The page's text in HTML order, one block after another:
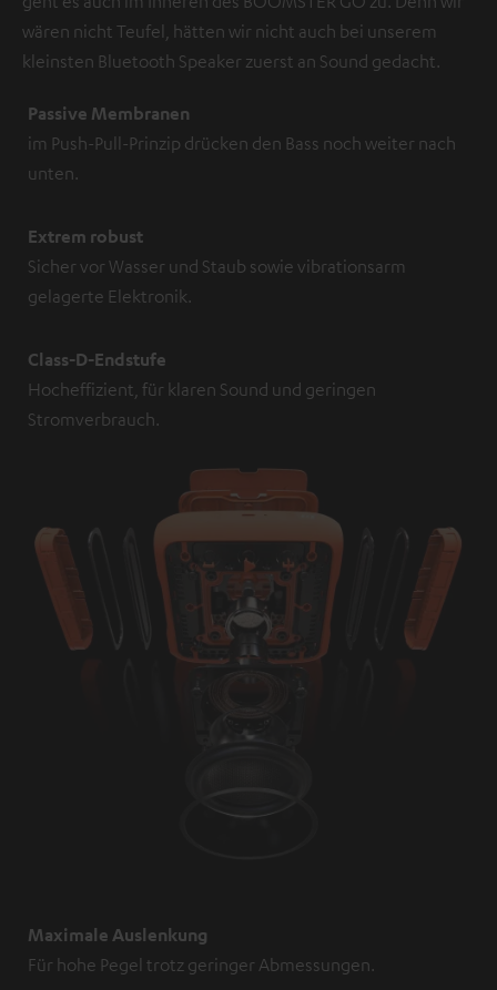
wären nicht Teufel, hätten wir nicht auch bei unserem
kleinsten Bluetooth Speaker zuerst an Sound gedacht.
Passive Membranen
im Push-Pull-Prinzip drücken den Bass noch weiter nach
unten.
Extrem robust
Sicher vor Wasser und Staub sowie vibrationsarm
gelagerte Elektronik.
Class-D-Endstufe
Hocheffizient, für klaren Sound und geringen
Stromverbrauch.
Maximale Auslenkung
Für hohe Pegel trotz geringer Abmessungen.